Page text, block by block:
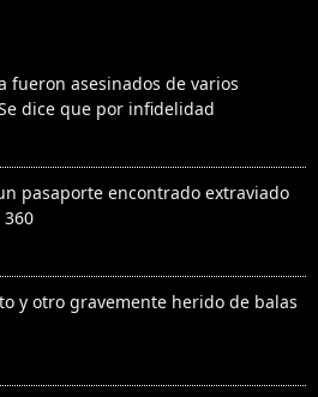
fueron asesinados de varios
dice que por infidelidad
pasaporte encontrado extraviado
y otro gravemente herido de balas